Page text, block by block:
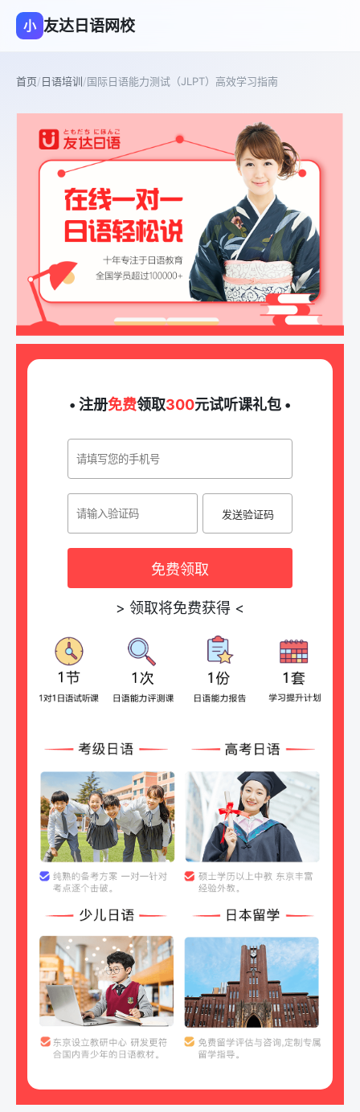
小 友达日语网校
首页/日语培训/国际日语能力测试（JLPT）高效学习指南
• 注册免费领取300元试听课礼包 •
发送验证码
免费领取
> 领取将免费获得 <